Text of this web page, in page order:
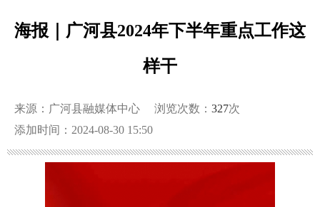
海报｜广河县2024年下半年重点工作这
样干
来源：广河县融媒体中心 浏览次数： 327次
添加时间：2024-08-30 15:50